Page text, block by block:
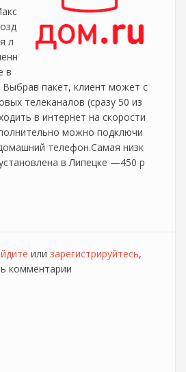
л
в
Выбрав пакет, клиент может с
телеканалов (сразу 50 из
в интернет на скорости
можно подключи
телефон.Самая низк
в Липецке —450 р
запустил пакетное предложение
или зарегистрируйтесь,
комментарии